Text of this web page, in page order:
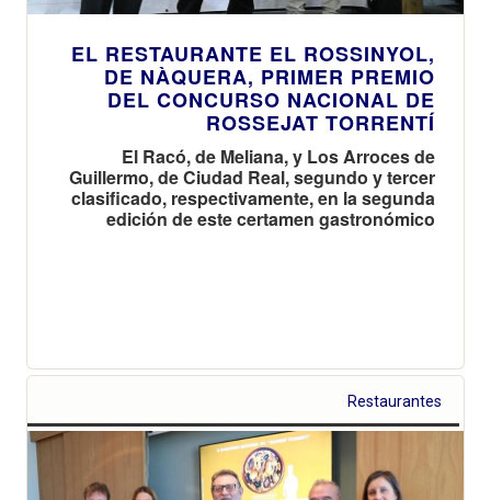
EL RESTAURANTE EL ROSSINYOL,
DE NÀQUERA, PRIMER PREMIO
DEL CONCURSO NACIONAL DE
ROSSEJAT TORRENTÍ
El Racó, de Meliana, y Los Arroces de
Guillermo, de Ciudad Real, segundo y tercer
clasificado, respectivamente, en la segunda
edición de este certamen gastronómico
Restaurantes